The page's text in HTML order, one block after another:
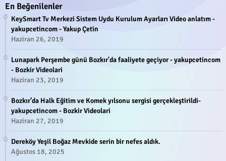
En Beğenilenler
KeySmart Tv Merkezi Sistem Uydu Kurulum Ayarları Video anlatım -
yakupcetincom - Yakup Çetin
Haziran 26, 2019
Lunapark Perşembe günü Bozkır'da faaliyete geçiyor - yakupcetincom
- Bozkir Videolari
Haziran 23, 2019
Bozkır’da Halk Eğitim ve Komek yılsonu sergisi gerçekleştirildi-
yakupcetincom - Bozkir Videolari
Haziran 27, 2019
Dereköy Yeşil Boğaz Mevkide serin bir nefes aldık.
Ağustos 18, 2025